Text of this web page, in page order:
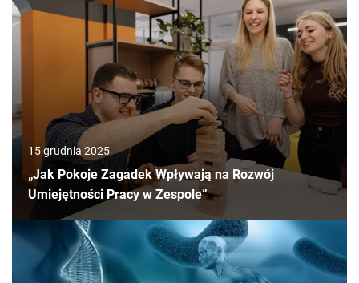
15 grudnia 2025
„Jak Pokoje Zagadek Wpływają na Rozwój
Umiejętności Pracy w Zespole”